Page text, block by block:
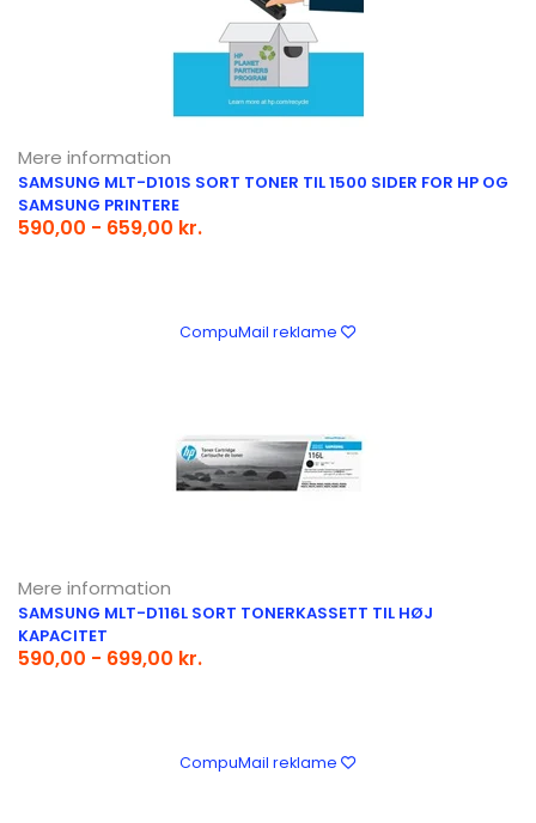
Mere information
SAMSUNG MLT-D101S SORT TONER TIL 1500 SIDER FOR HP OG
SAMSUNG PRINTERE
590,00 - 659,00 kr.
CompuMail reklame
Mere information
SAMSUNG MLT-D116L SORT TONERKASSETT TIL HØJ
KAPACITET
590,00 - 699,00 kr.
CompuMail reklame